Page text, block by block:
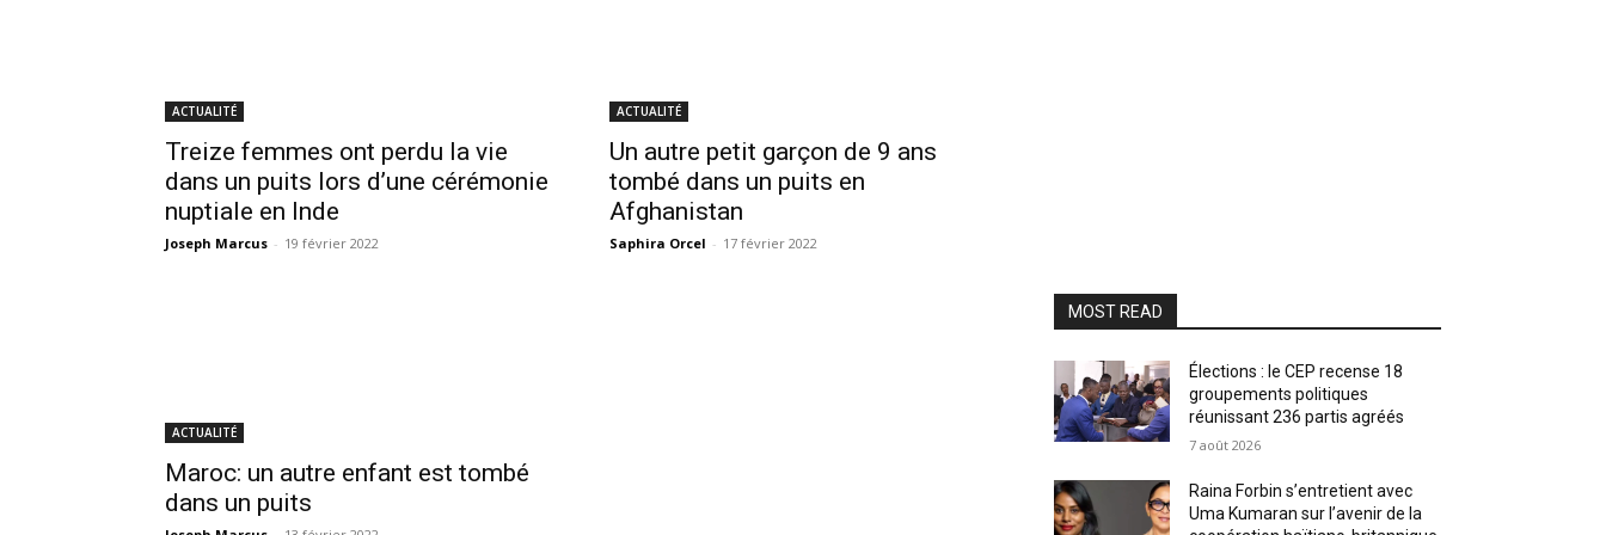
ACTUALITÉ
Treize femmes ont perdu la vie
dans un puits lors d’une cérémonie
nuptiale en Inde
Joseph Marcus - 19 février 2022
ACTUALITÉ
Un autre petit garçon de 9 ans
tombé dans un puits en
Afghanistan
Saphira Orcel - 17 février 2022
ACTUALITÉ
Maroc: un autre enfant est tombé
dans un puits
MOST READ
Élections : le CEP recense 18
groupements politiques
réunissant 236 partis agréés
7 août 2026
Raina Forbin s’entretient avec
Uma Kumaran sur l’avenir de la